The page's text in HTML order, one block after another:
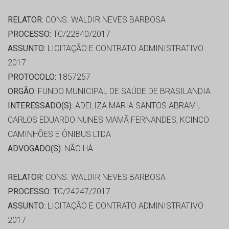
RELATOR: CONS. WALDIR NEVES BARBOSA
PROCESSO: TC/22840/2017
ASSUNTO: LICITAÇÃO E CONTRATO ADMINISTRATIVO
2017
PROTOCOLO: 1857257
ORGÃO: FUNDO MUNICIPAL DE SAÚDE DE BRASILANDIA
INTERESSADO(S): ADELIZA MARIA SANTOS ABRAMI,
CARLOS EDUARDO NUNES MAMÃ FERNANDES, KCINCO
CAMINHÕES E ÔNIBUS LTDA
ADVOGADO(S): NÃO HÁ
RELATOR: CONS. WALDIR NEVES BARBOSA
PROCESSO: TC/24247/2017
ASSUNTO: LICITAÇÃO E CONTRATO ADMINISTRATIVO
2017